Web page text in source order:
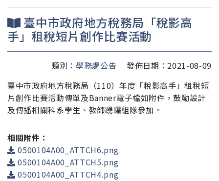
臺中市政府地方稅務局「稅影高
手」租稅短片創作比賽活動
類別： 學務處公告
發佈日期：2021-08-09
臺中市政府地方稅務局（110）年度「稅影高手」租稅短
片創作比賽活動傳單及Banner電子檔如附件，鼓勵設計
及傳播相關科系學生、教師踴躍組隊參加。
相關附件：
0500104A00_ATTCH6.png
0500104A00_ATTCH5.png
0500104A00_ATTCH4.png